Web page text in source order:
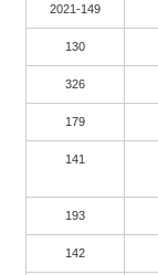
2021-149
130
326
179
141
193
142